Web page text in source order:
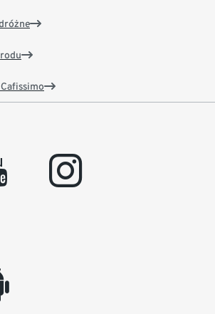
instagram